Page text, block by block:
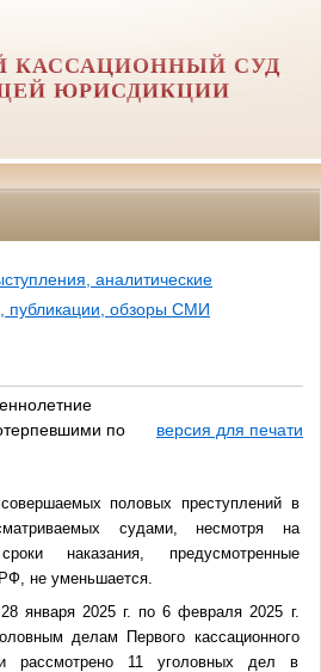
КАССАЦИОННЫЙ СУД
ЮРИСДИКЦИИ
аналитические
публикации, обзоры СМИ
по
версия для печати
половых преступлений в
судами, несмотря на
наказания, предусмотренные
не уменьшается.
января 2025 г. по 6 февраля 2025 г.
делам Первого кассационного
рассмотрено 11 уголовных дел в